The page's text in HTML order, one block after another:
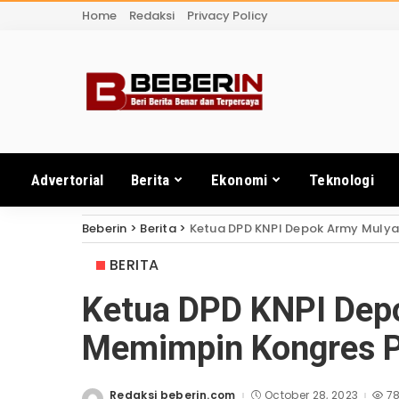
Home Redaksi Privacy Policy
Advertorial Berita Ekonomi Teknologi
Beberin > Berita> Ketua DPD KNPI Depok Army
BERITA
Ketua DPD KNPI
Memimpin Kongres
Redaksi beberin.com October 28, 2023